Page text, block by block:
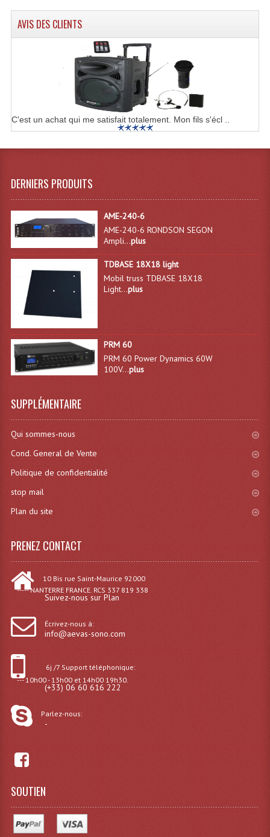
Système Sans Fil In-Ear Monitoring
Table Mixages Et Contrôleurs & Consoles
Tables De Mixage DJ
Controleurs DJ USB / MP3
Consoles Amplifiées
Lumière
Boules À Facettes
Changeurs De Couleurs
Lasers (Effets Volumetriques)
Effets Lumineux, Centre De Piste
Effets Lumineux, Effets Disco
Consoles Éclairage DMX
Dispatches
Guirlandes Lumineuse
AVIS DES CLIENTS
C'est un achat qui me satisfait totalement. Mon fils s'écl ..
DERNIERS PRODUITS
AME-240-6
AME-240-6 RONDSON SEGON
Ampli...plus
TDBASE 18X18 light
Mobil truss TDBASE 18X18
Light...plus
PRM 60
PRM 60 Power Dynamics 60W
100V...plus
SUPPLÉMENTAIRE
Qui sommes-nous
Cond. General de Vente
Politique de confidentialité
stop mail
Plan du site
PRENEZ CONTACT
10 Bis rue Saint-Maurice 92000
----- NANTERRE FRANCE. RCS 337 819 338
Suivez-nous sur Plan
Écrivez-nous à:
info@aevas-sono.com
6j /7 Support téléphonique:
--- 10h00 - 13h00 et 14h00 19h30.
(+33) 06 60 616 222
Parlez-nous:
-
SOUTIEN